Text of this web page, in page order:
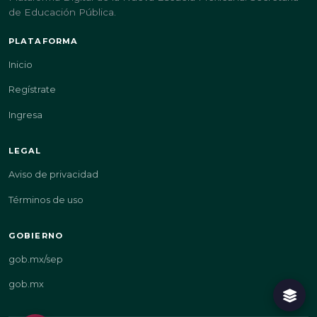
de Educación Pública.
PLATAFORMA
Inicio
Regístrate
Ingresa
LEGAL
Aviso de privacidad
Términos de uso
GOBIERNO
gob.mx/sep
gob.mx